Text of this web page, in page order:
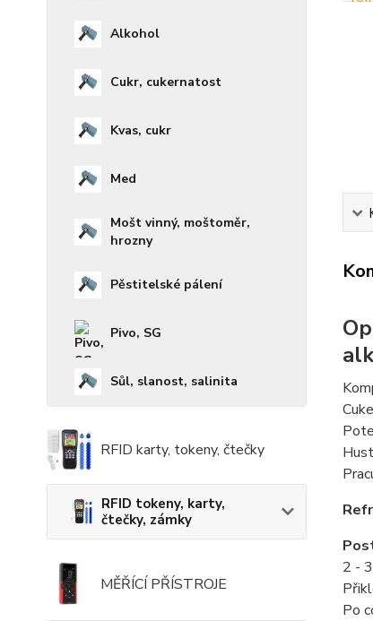
Alkohol
Cukr, cukernatost
Kvas, cukr
Med
Mošt vinný, moštoměr,
hrozny
Pěstitelské pálení
Pivo, SG
Sůl, slanost, salinita
RFID karty, tokeny, čtečky
RFID tokeny, karty,
čtečky, zámky
MĚŘÍCÍ PŘÍSTROJE
2 -
Po